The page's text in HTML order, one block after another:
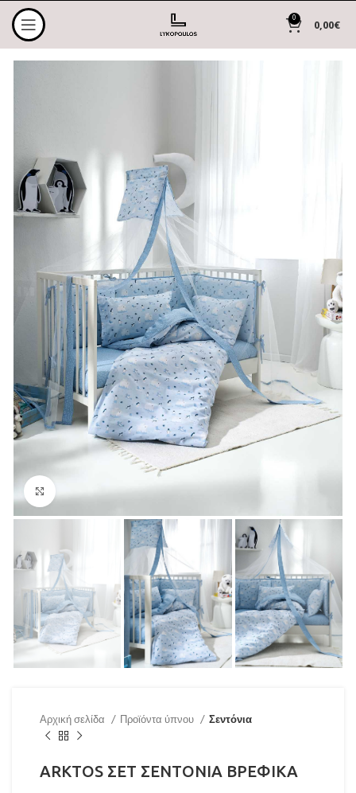
0 0,00€
Click to enlarge
Αρχική σελίδα Προϊόντα ύπνου Σεντόνια
ARKTOS ΣΕΤ ΣΕΝΤONIA ΒΡΕΦΙΚΑ